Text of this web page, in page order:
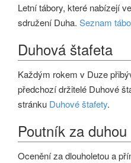
Letní tábory, které nabízejí
sdružení Duha. Seznam
Duhová štafeta
Každým rokem v Duze
předchozí držitelé Duhové
stránku Duhové štafety.
Poutník za duhou
Ocenění za dlouholetou a